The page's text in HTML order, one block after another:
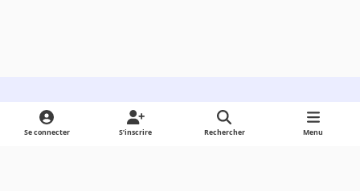
Light ModeDark ModeSystem Preference
Se connecter S’inscrire Rechercher Menu